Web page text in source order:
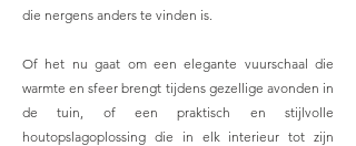
die nergens anders te vinden is.
Of het nu gaat om een elegante vuurschaal die
warmte en sfeer brengt tijdens gezellige avonden in
de tuin, of een praktisch en stijlvolle
houtopslagoplossing die in elk interieur tot zijn